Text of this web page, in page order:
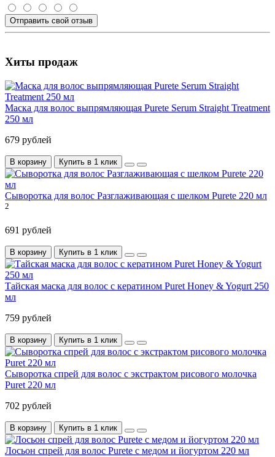
Отправить свой отзыв
Хиты продаж
Маска для волос выпрямляющая Purete Serum Straight Treatment
250 мл
679 рублей
В корзину Купить в 1 клик
Сыворотка для волос Разглаживающая с шелком Purete 220 мл
2
691 рублей
В корзину Купить в 1 клик
Тайская маска для волос с кератином Puret Honey & Yogurt 250
мл
759 рублей
В корзину Купить в 1 клик
Сыворотка спрей для волос с экстрактом рисового молочка
Puret 220 мл
702 рублей
В корзину Купить в 1 клик
Лосьон спрей для волос Purete с медом и йогуртом 220 мл